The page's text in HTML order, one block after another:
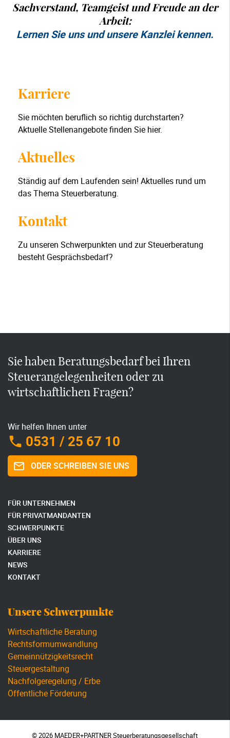
Sachverstand, Teamgeist und Freude an der
Arbeit:
Lernen Sie uns und unsere Kanzlei kennen.
Karriere
Sie möchten beruflich so richtig durchstarten?
Aktuelle Stellenangebote finden Sie hier.
Aktuelles
Ständig auf dem Laufenden sein! Aktuelles rund um
das Thema Steuerberatung.
Kontakt
Zu unseren Schwerpunkten und zur Steuerberatung
besteht Gesprächsbedarf?
Sie haben Beratungsbedarf bei Ihren
Steuerangelegenheiten oder zu
wirtschaftlichen Fragen?
Wir helfen Ihnen unter
0531 / 25 67 10
ODER SCHREIBEN SIE UNS
FÜR UNTERNEHMEN
FÜR PRIVATMANDANTEN
SCHWERPUNKTE
ÜBER UNS
KARRIERE
NEWS
KONTAKT
Unsere Schwerpunkte
Wirtschaftliche Beratung
Rechtsformumwandlung
Gemeinnützigkeitsrecht
Steuergestaltung
Nachfolgeregelung / Erbe
Öffentliche Förderung
© 2026 MAEDER+PARTNER Steuerberatungsgesellschaft